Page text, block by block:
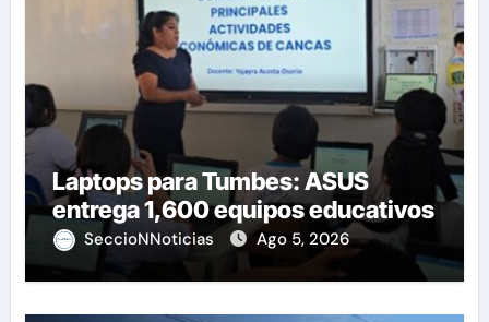
Laptops para Tumbes: ASUS
entrega 1,600 equipos educativos
SeccioNNoticias Ago 5, 2026